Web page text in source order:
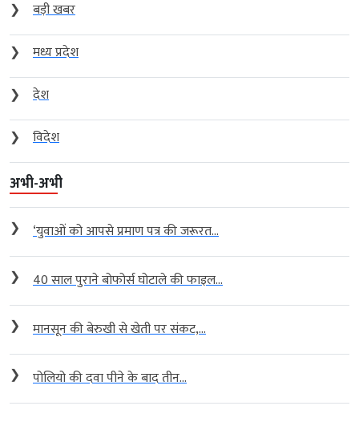
❯
बड़ी खबर
❯
मध्य प्रदेश
❯
देश
❯
विदेश
अभी-अभी
❯ ‘युवाओं को आपसे प्रमाण पत्र की जरूरत...
❯ 40 साल पुराने बोफोर्स घोटाले की फाइल...
❯ मानसून की बेरुखी से खेती पर संकट,...
❯ पोलियो की दवा पीने के बाद तीन...